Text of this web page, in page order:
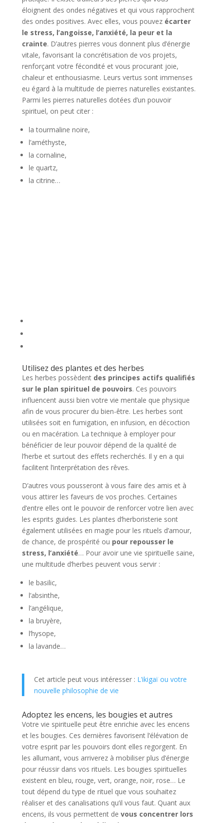
éloignent des ondes négatives et qui vous rapprochent
des ondes positives. Avec elles, vous pouvez écarter
le stress, l’angoisse, l’anxiété, la peur et la
crainte. D’autres pierres vous donnent plus d’énergie
vitale, favorisant la concrétisation de vos projets,
renforçant votre fécondité et vous procurant joie,
chaleur et enthousiasme. Leurs vertus sont immenses
eu égard à la multitude de pierres naturelles existantes.
Parmi les pierres naturelles dotées d’un pouvoir
spirituel, on peut citer :
la tourmaline noire,
l’améthyste,
la cornaline,
le quartz,
la citrine…
Utilisez des plantes et des herbes
Les herbes possèdent des principes actifs qualifiés
sur le plan spirituel de pouvoirs. Ces pouvoirs
influencent aussi bien votre vie mentale que physique
afin de vous procurer du bien-être. Les herbes sont
utilisées soit en fumigation, en infusion, en décoction
ou en macération. La technique à employer pour
bénéficier de leur pouvoir dépend de la qualité de
l’herbe et surtout des effets recherchés. Il y en a qui
facilitent l’interprétation des rêves.
D’autres vous pousseront à vous faire des amis et à
vous attirer les faveurs de vos proches. Certaines
d’entre elles ont le pouvoir de renforcer votre lien avec
les esprits guides. Les plantes d’herboristerie sont
également utilisées en magie pour les rituels d’amour,
de chance, de prospérité ou pour repousser le
stress, l’anxiété… Pour avoir une vie spirituelle saine,
une multitude d’herbes peuvent vous servir :
le basilic,
l’absinthe,
l’angélique,
la bruyère,
l’hysope,
la lavande…
Cet article peut vous intéresser : L’ikigaï ou votre
nouvelle philosophie de vie
Adoptez les encens, les bougies et autres
Votre vie spirituelle peut être enrichie avec les encens
et les bougies. Ces dernières favorisent l’élévation de
votre esprit par les pouvoirs dont elles regorgent. En
les allumant, vous arriverez à mobiliser plus d’énergie
pour réussir dans vos rituels. Les bougies spirituelles
existent en bleu, rouge, vert, orange, noir, rose… Le
tout dépend du type de rituel que vous souhaitez
réaliser et des canalisations qu’il vous faut. Quant aux
encens, ils vous permettent de vous concentrer lors